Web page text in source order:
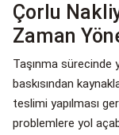
Çorlu
Zaman
Taşınma
baskısından
teslimi yapılması
problemlere yol